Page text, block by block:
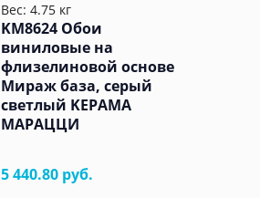
Вес: 4.75 кг
KM8624 Обои
виниловые на
флизелиновой основе
Мираж база, серый
светлый KЕРАМА
МАРАЦЦИ
5 440.80 руб.